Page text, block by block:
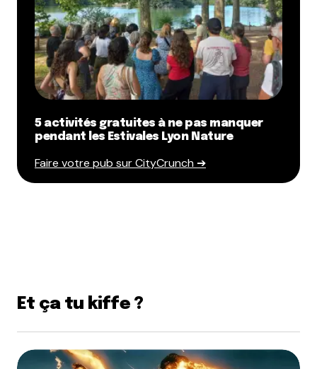
5 activités gratuites à ne pas manquer
pendant les Estivales Lyon Nature
Faire votre pub sur CityCrunch ➔
Et ça tu kiffe ?